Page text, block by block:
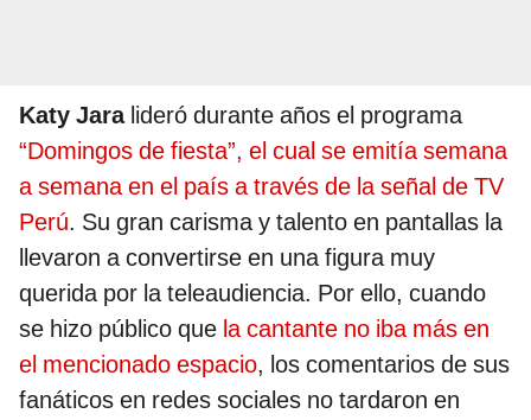
Katy Jaralideró durante años el programa
“Domingos de fiesta”, el cual se emitía semana
a semana en el país a través de la señal de TV
Perú. Su gran carisma y talento en pantallas la
llevaron a convertirse en una figura muy
querida por la teleaudiencia. Por ello, cuando
se hizo público que la cantante no iba más en
el mencionado espacio, los comentarios de sus
fanáticos en redes sociales no tardaron en